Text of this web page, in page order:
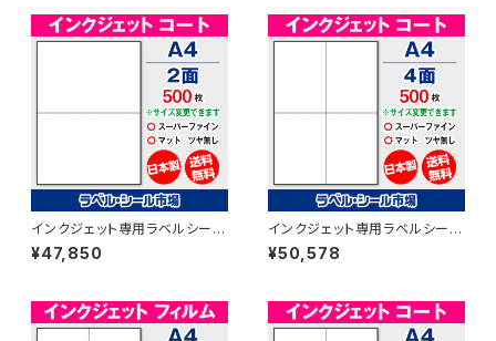
インクジェット専用ラベルシール
マットコートA4-2面 500枚 ス
¥47,850
インクジェット専用ラベルシール
マットコートA4-4面 500枚 ス
ーパーファイン T2Y2iA
¥50,578